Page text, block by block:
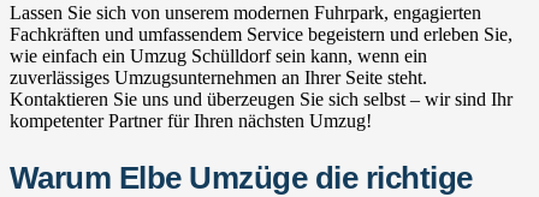
Lassen Sie sich von unserem modernen Fuhrpark, engagierten
Fachkräften und umfassendem Service begeistern und erleben Sie,
wie einfach ein Umzug Schülldorf sein kann, wenn ein
zuverlässiges Umzugsunternehmen an Ihrer Seite steht.
Kontaktieren Sie uns und überzeugen Sie sich selbst – wir sind Ihr
kompetenter Partner für Ihren nächsten Umzug!
Warum Elbe Umzüge die richtige